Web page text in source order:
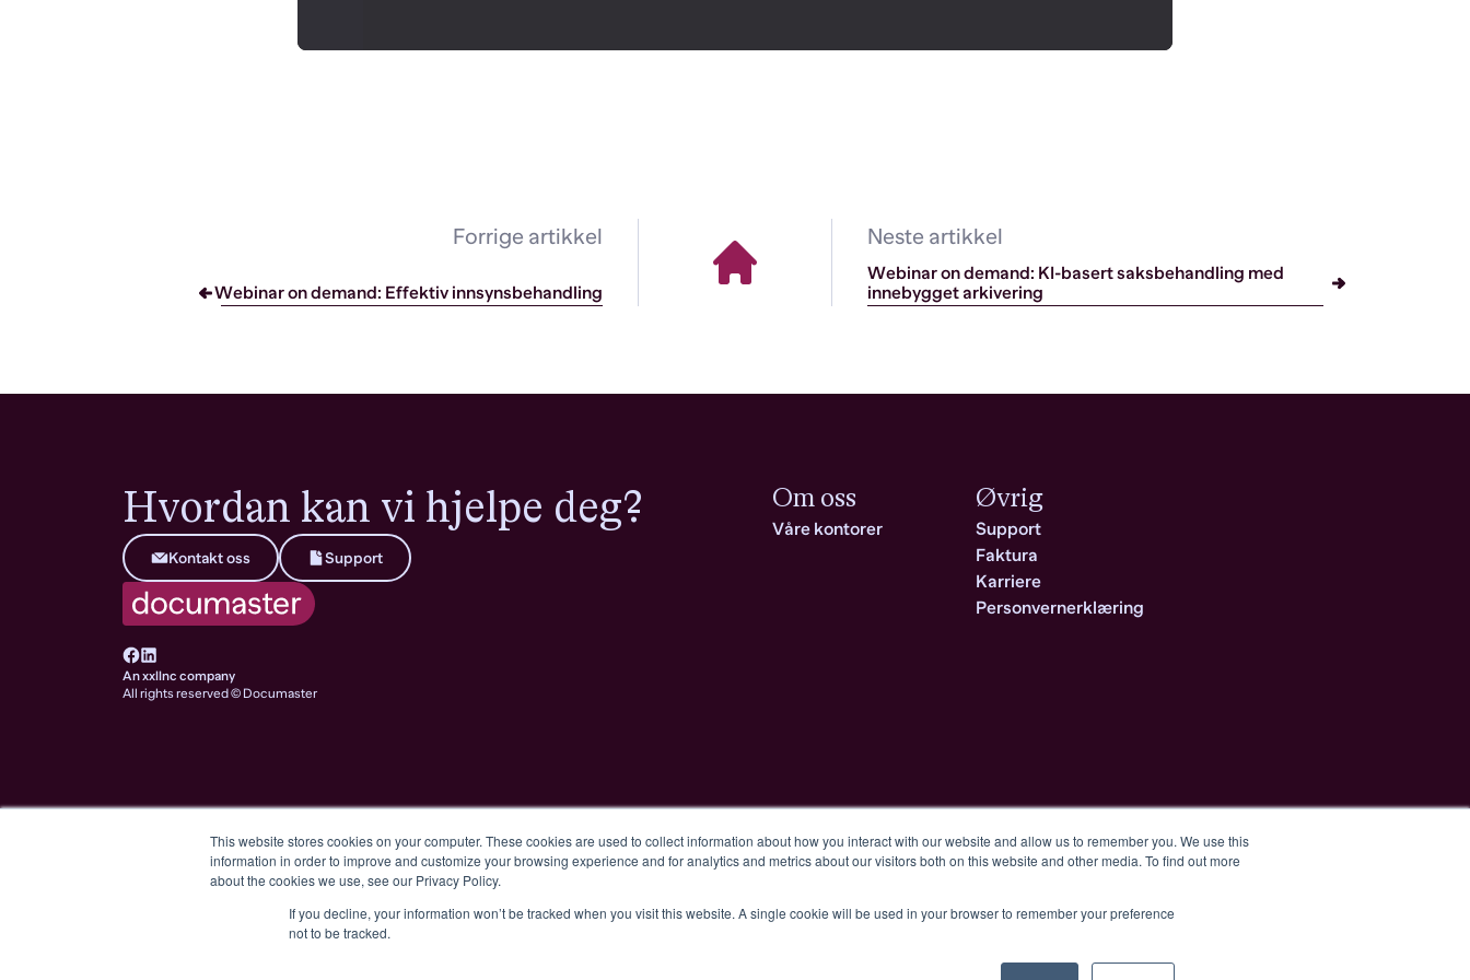
This website stores cookies on your computer. These cookies are used to collect information about how you interact with our website and allow us to remember you. We use this
information in order to improve and customize your browsing experience and for analytics and metrics about our visitors both on this website and other media. To find out more
about the cookies we use, see our Privacy Policy.
If you decline, your information won’t be tracked when you visit this website. A single cookie will be used in your browser to remember your preference
not to be tracked.
Forrige artikkel
Webinar on demand: Effektiv innsynsbehandling
Neste artikkel
Webinar on demand: KI-basert saksbehandling med
innebygget arkivering
Hvordan kan vi hjelpe deg?
Kontakt oss Support
An xxllnc company
All rights reserved © Documaster
Om oss
Våre kontorer
Øvrig
Support
Faktura
Karriere
Personvernerklæring
organize documentation. Let’s make it easier